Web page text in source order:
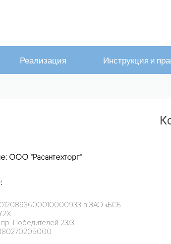
Реализация Инструкция и
ООО "Расантехторг"
в ЗАО «БСБ
Победителей 23/3